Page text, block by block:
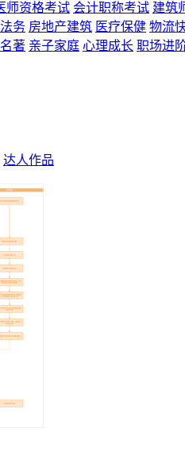
师资格考试 会计职称考试 建筑
务 房地产建筑 医疗保健 物流
著 亲子家庭 心理成长 职场进
达人作品